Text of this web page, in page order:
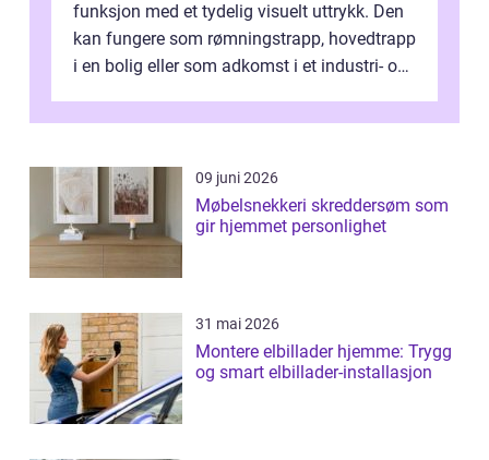
funksjon med et tydelig visuelt uttrykk. Den
kan fungere som rømningstrapp, hovedtrapp
i en bolig eller som adkomst i et industri- og
09 juni 2026
Møbelsnekkeri skreddersøm som
gir hjemmet personlighet
31 mai 2026
Montere elbillader hjemme: Trygg
og smart elbillader-installasjon